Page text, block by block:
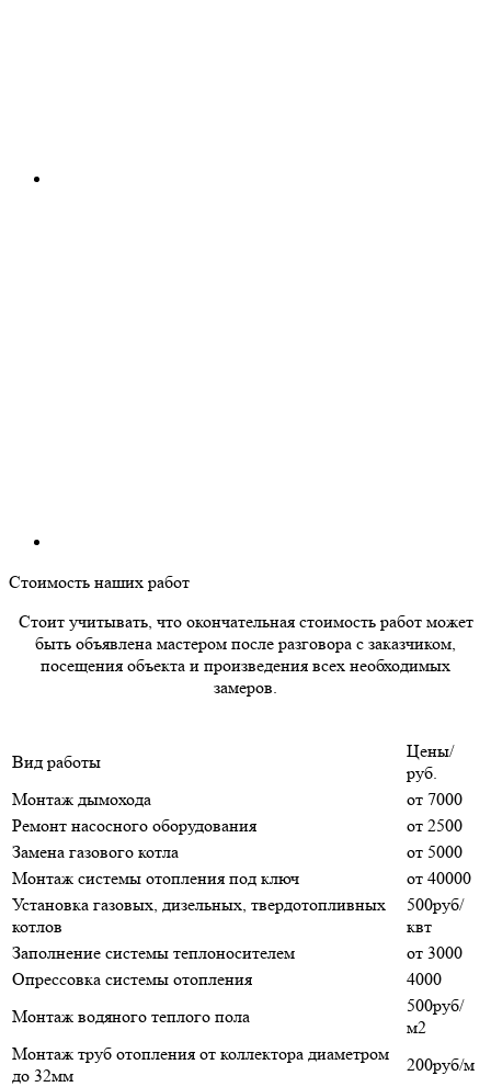
Стоимость наших работ
Стоит учитывать, что окончательная стоимость работ может
быть объявлена мастером после разговора с заказчиком,
посещения объекта и произведения всех необходимых
замеров.
Вид работы
Цены/
руб.
Монтаж дымохода
от 7000
Ремонт насосного оборудования
от 2500
Замена газового котла
от 5000
Монтаж системы отопления под ключ
от 40000
Установка газовых, дизельных, твердотопливных
котлов
500руб/
квт
Заполнение системы теплоносителем
от 3000
Опрессовка системы отопления
4000
Монтаж водяного теплого пола
500руб/
м2
Монтаж труб отопления от коллектора диаметром
до 32мм
200руб/м